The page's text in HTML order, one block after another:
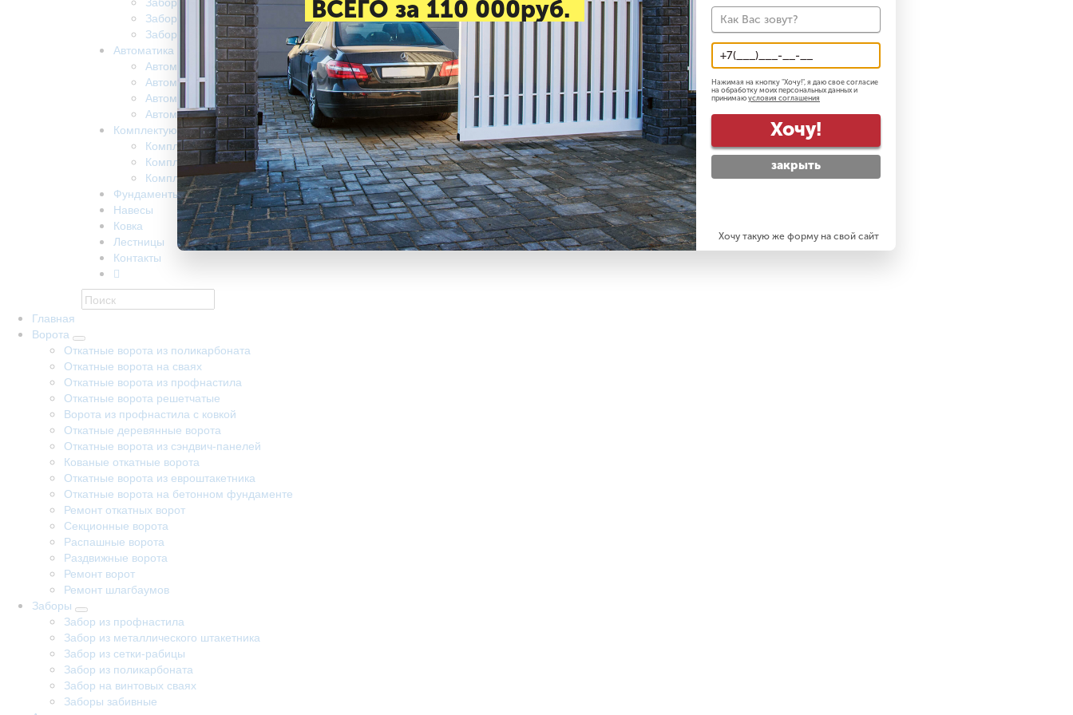
Забор на винтовых сваях
Заборы забивные
Автоматика
Автоматика для ворот came
Автоматика для откатных ворот nice
Автоматика Doorhan
Автоматика R-Tech
Комплектующие
Комплектующие КАВ
Комплектующие Alutech
Комплектующие Ролтэк
Фундаменты
Навесы
Ковка
Лестницы
Контакты
Главная
Ворота
Откатные ворота из поликарбоната
Откатные ворота на сваях
Откатные ворота из профнастила
Откатные ворота решетчатые
Ворота из профнастила с ковкой
Откатные деревянные ворота
Откатные ворота из сэндвич-панелей
Кованые откатные ворота
Откатные ворота из евроштакетника
Откатные ворота на бетонном фундаменте
Ремонт откатных ворот
Секционные ворота
Распашные ворота
Раздвижные ворота
Ремонт ворот
Ремонт шлагбаумов
Заборы
Забор из профнастила
Забор из металлического штакетника
Забор из сетки-рабицы
Забор из поликарбоната
Забор на винтовых сваях
Заборы забивные
ВСЕГО за 110 000руб.
Нажимая на кнопку "Хочу!", я даю свое согласие
на обработку моих персональных данных и
принимаю условия соглашения
Хочу!
закрыть
Хочу такую же форму на свой сайт